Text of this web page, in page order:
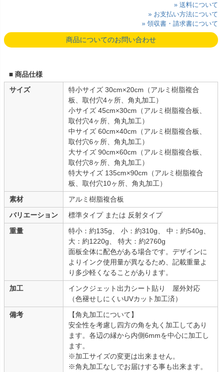
» 送料について
» お支払い方法について
» 領収書・請求書について
商品についてのお問い合わせ
■ 商品仕様
サイズ
特小サイズ 30cm×20cm（アルミ樹脂複合
板、取付穴4ヶ所、角丸加工）
小サイズ 45cm×30cm（アルミ樹脂複合板、
取付穴4ヶ所、角丸加工）
中サイズ 60cm×40cm（アルミ樹脂複合板、
取付穴6ヶ所、角丸加工）
大サイズ 90cm×60cm（アルミ樹脂複合板、
取付穴8ヶ所、角丸加工）
特大サイズ 135cm×90cm（アルミ樹脂複合
板、取付穴10ヶ所、角丸加工）
素材
アルミ樹脂複合板
バリエーション
標準タイプ または 反射タイプ
重量
特小：約135g、 小：約310g、 中：約540g、
大：約1220g、 特大：約2760g
面板全体に配色がある場合です。デザインに
よりインク使用量が異なるため、記載重量よ
り多少軽くなることがあります。
加工
インクジェット出力シート貼り 屋外対応
（色褪せしにくいUVカット加工済）
備考
【角丸加工について】
安全性を考慮し四方の角を丸く加工してあり
ます。各辺の縁から内側6mmを中心に加工し
ます。
※加工サイズの変更は出来ません。
※角丸加工なしでお届けする事も出来ます。